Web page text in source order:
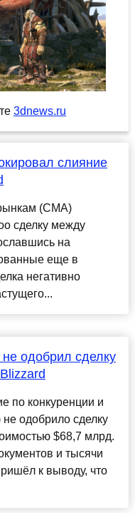
3dnews.ru
слияние
(CMA)
сделку между
на
еще в
негативно
не одобрил сделку
по конкуренции и
одобрило сделку
$68,7 млрд.
и тысячи
к выводу, что